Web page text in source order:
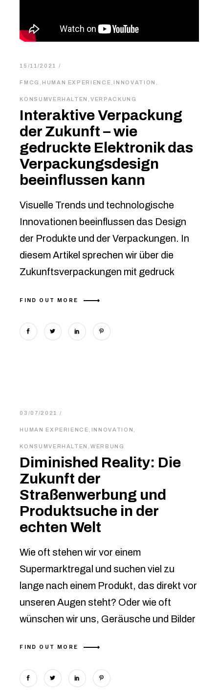
15/11/2021
FMCG HUMAN EXPERIENCE INNOVATION
KONSUMVERHALTEN ,VERPACKUNG
Interaktive Verpackung
der Zukunft – wie
gedruckte Elektronik das
Verpackungsdesign
beeinflussen kann
Visuelle Trends und technologische
Innovationen beeinflussen das Design
der Produkte und der Verpackungen. In
diesem Artikel sprechen wir über die
Zukunftsverpackungen mit gedruck
FIND OUT MORE
03/07/2021
HUMAN EXPERIENCE INNOVATION
KONSUMVERHALTEN ,WERBUNG
Diminished Reality: Die
Zukunft der
Straßenwerbung und
Produktsuche in der
echten Welt
Wie oft stehen wir vor einem
Supermarktregal und suchen viel zu
lange nach einem Produkt, das direkt vor
unseren Augen steht? Oder wie oft
wünschen wir uns, Geräusche und Bilder
FIND OUT MORE